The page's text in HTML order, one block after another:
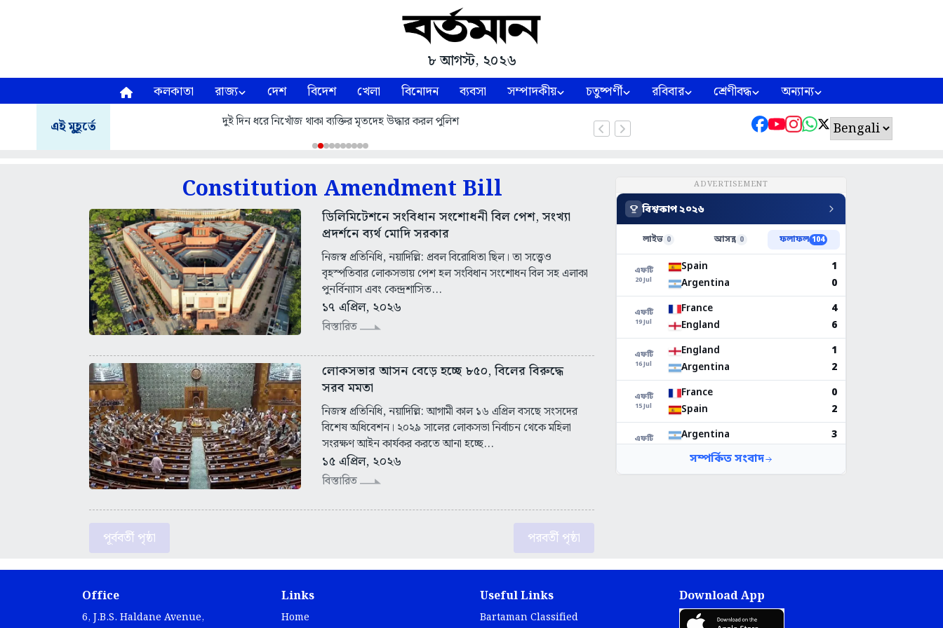
৮ আগস্ট, ২০২৬
কলকাতা রাজ্য দেশ বিদেশ খেলা বিনোদন ব্যবসা সম্পাদকীয় চতুষ্পর্ণী রবিবার শ্রেণীবদ্ধ অন্যান্য
এই মুহূর্তে দুই দিন ধরে নিখোঁজ থাকা ব্যক্তির মৃতদেহ উদ্ধার করল পুলিশ
Constitution Amendment Bill
ডিলিমিটেশনে সংবিধান সংশোধনী বিল পেশ, সংখ্যা
প্রদর্শনে ব্যর্থ মোদি সরকার
নিজস্ব প্রতিনিধি, নয়াদিল্লি: প্রবল বিরোধিতা ছিল। তা সত্ত্বেও
বৃহস্পতিবার লোকসভায় পেশ হল সংবিধান সংশোধন বিল সহ এলাকা
পুনর্বিন্যাস এবং কেন্দ্রশাসিত...
১৭ এপ্রিল, ২০২৬
বিস্তারিত
লোকসভার আসন বেড়ে হচ্ছে ৮৫০, বিলের বিরুদ্ধে
সরব মমতা
নিজস্ব প্রতিনিধি, নয়াদিল্লি: আগামী কাল ১৬ এপ্রিল বসছে সংসদের
বিশেষ অধিবেশন। ২০২৯ সালের লোকসভা নির্বাচন থেকে মহিলা
সংরক্ষণ আইন কার্যকর করতে আনা হচ্ছে...
১৫ এপ্রিল, ২০২৬
বিস্তারিত
পূর্ববর্তী পৃষ্ঠা পরবর্তী পৃষ্ঠা
ADVERTISEMENT
Office
6, J.B.S. Haldane Avenue,
Links
Home
Useful Links
Bartaman Classified
Download App